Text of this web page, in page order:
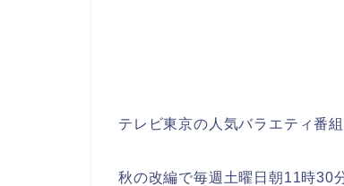
テレビ東京の人気バラエティ番
秋の改編で毎週土曜日朝11時30